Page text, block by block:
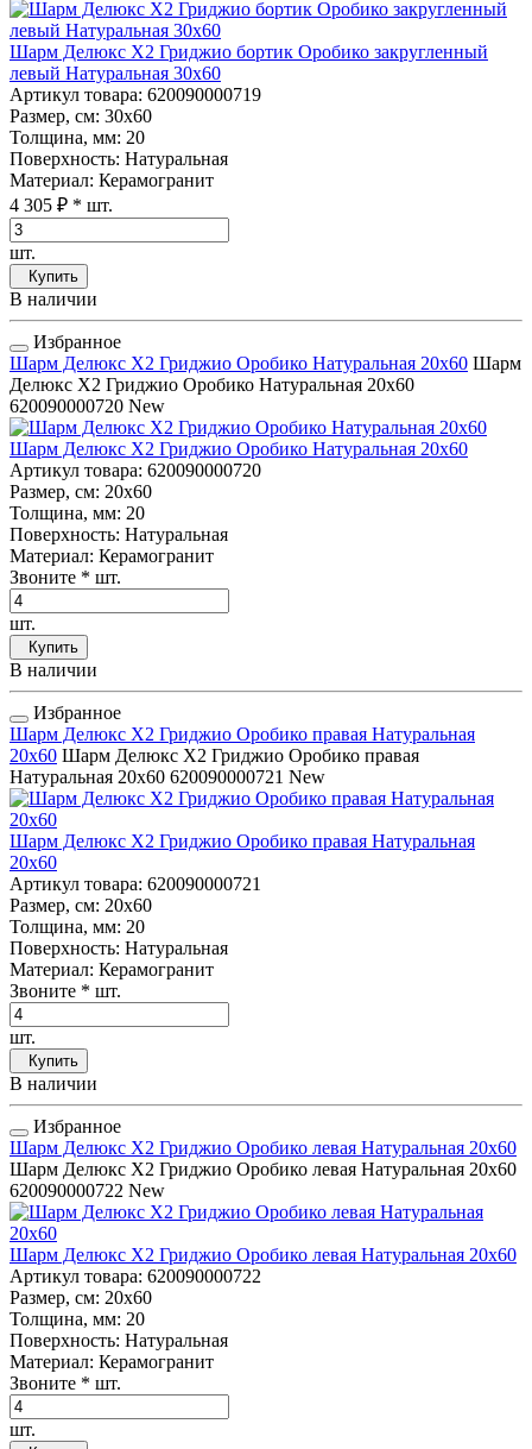
Шарм Делюкс Х2 Гриджио бортик Оробико закругленный
левый Натуральная 30x60
Артикул товара: 620090000719
Размер, см: 30x60
Толщина, мм: 20
Поверхность: Натуральная
Материал: Керамогранит
4 305 ₽ * шт.
шт.
Купить
В наличии
Избранное
Шарм Делюкс Х2 Гриджио Оробико Натуральная 20x60 Шарм
Делюкс Х2 Гриджио Оробико Натуральная 20x60
620090000720 New
Шарм Делюкс Х2 Гриджио Оробико Натуральная 20x60
Артикул товара: 620090000720
Размер, см: 20x60
Толщина, мм: 20
Поверхность: Натуральная
Материал: Керамогранит
Звоните * шт.
шт.
Купить
В наличии
Избранное
Шарм Делюкс Х2 Гриджио Оробико правая Натуральная
20x60 Шарм Делюкс Х2 Гриджио Оробико правая
Натуральная 20x60 620090000721 New
Шарм Делюкс Х2 Гриджио Оробико правая Натуральная
20x60
Артикул товара: 620090000721
Размер, см: 20x60
Толщина, мм: 20
Поверхность: Натуральная
Материал: Керамогранит
Звоните * шт.
шт.
Купить
В наличии
Избранное
Шарм Делюкс Х2 Гриджио Оробико левая Натуральная 20x60
Шарм Делюкс Х2 Гриджио Оробико левая Натуральная 20x60
620090000722 New
Шарм Делюкс Х2 Гриджио Оробико левая Натуральная 20x60
Артикул товара: 620090000722
Размер, см: 20x60
Толщина, мм: 20
Поверхность: Натуральная
Материал: Керамогранит
Звоните * шт.
шт.